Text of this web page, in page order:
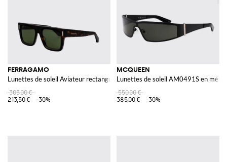
FERRAGAMO
Lunettes de soleil Aviateur rectangulaires en acétate avec logo
305,00 €
213,50 €
-30%
MCQUEEN
Lunettes de soleil AM0491S en métal
550,00 €
385,00 €
-30%